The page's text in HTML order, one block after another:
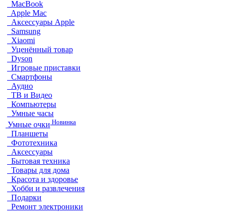
MacBook
Apple Mac
Аксессуары Apple
Samsung
Xiaomi
Уценённый товар
Dyson
Игровые приставки
Смартфоны
Аудио
ТВ и Видео
Компьютеры
Умные часы
Умные очки Новинка
Планшеты
Фототехника
Аксессуары
Бытовая техника
Товары для дома
Красота и здоровье
Хобби и развлечения
Подарки
Ремонт электроники